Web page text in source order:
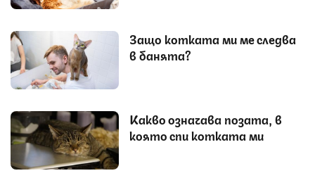
Защо котката ми ме следва
в банята?
Какво означава позата, в
която спи котката ми